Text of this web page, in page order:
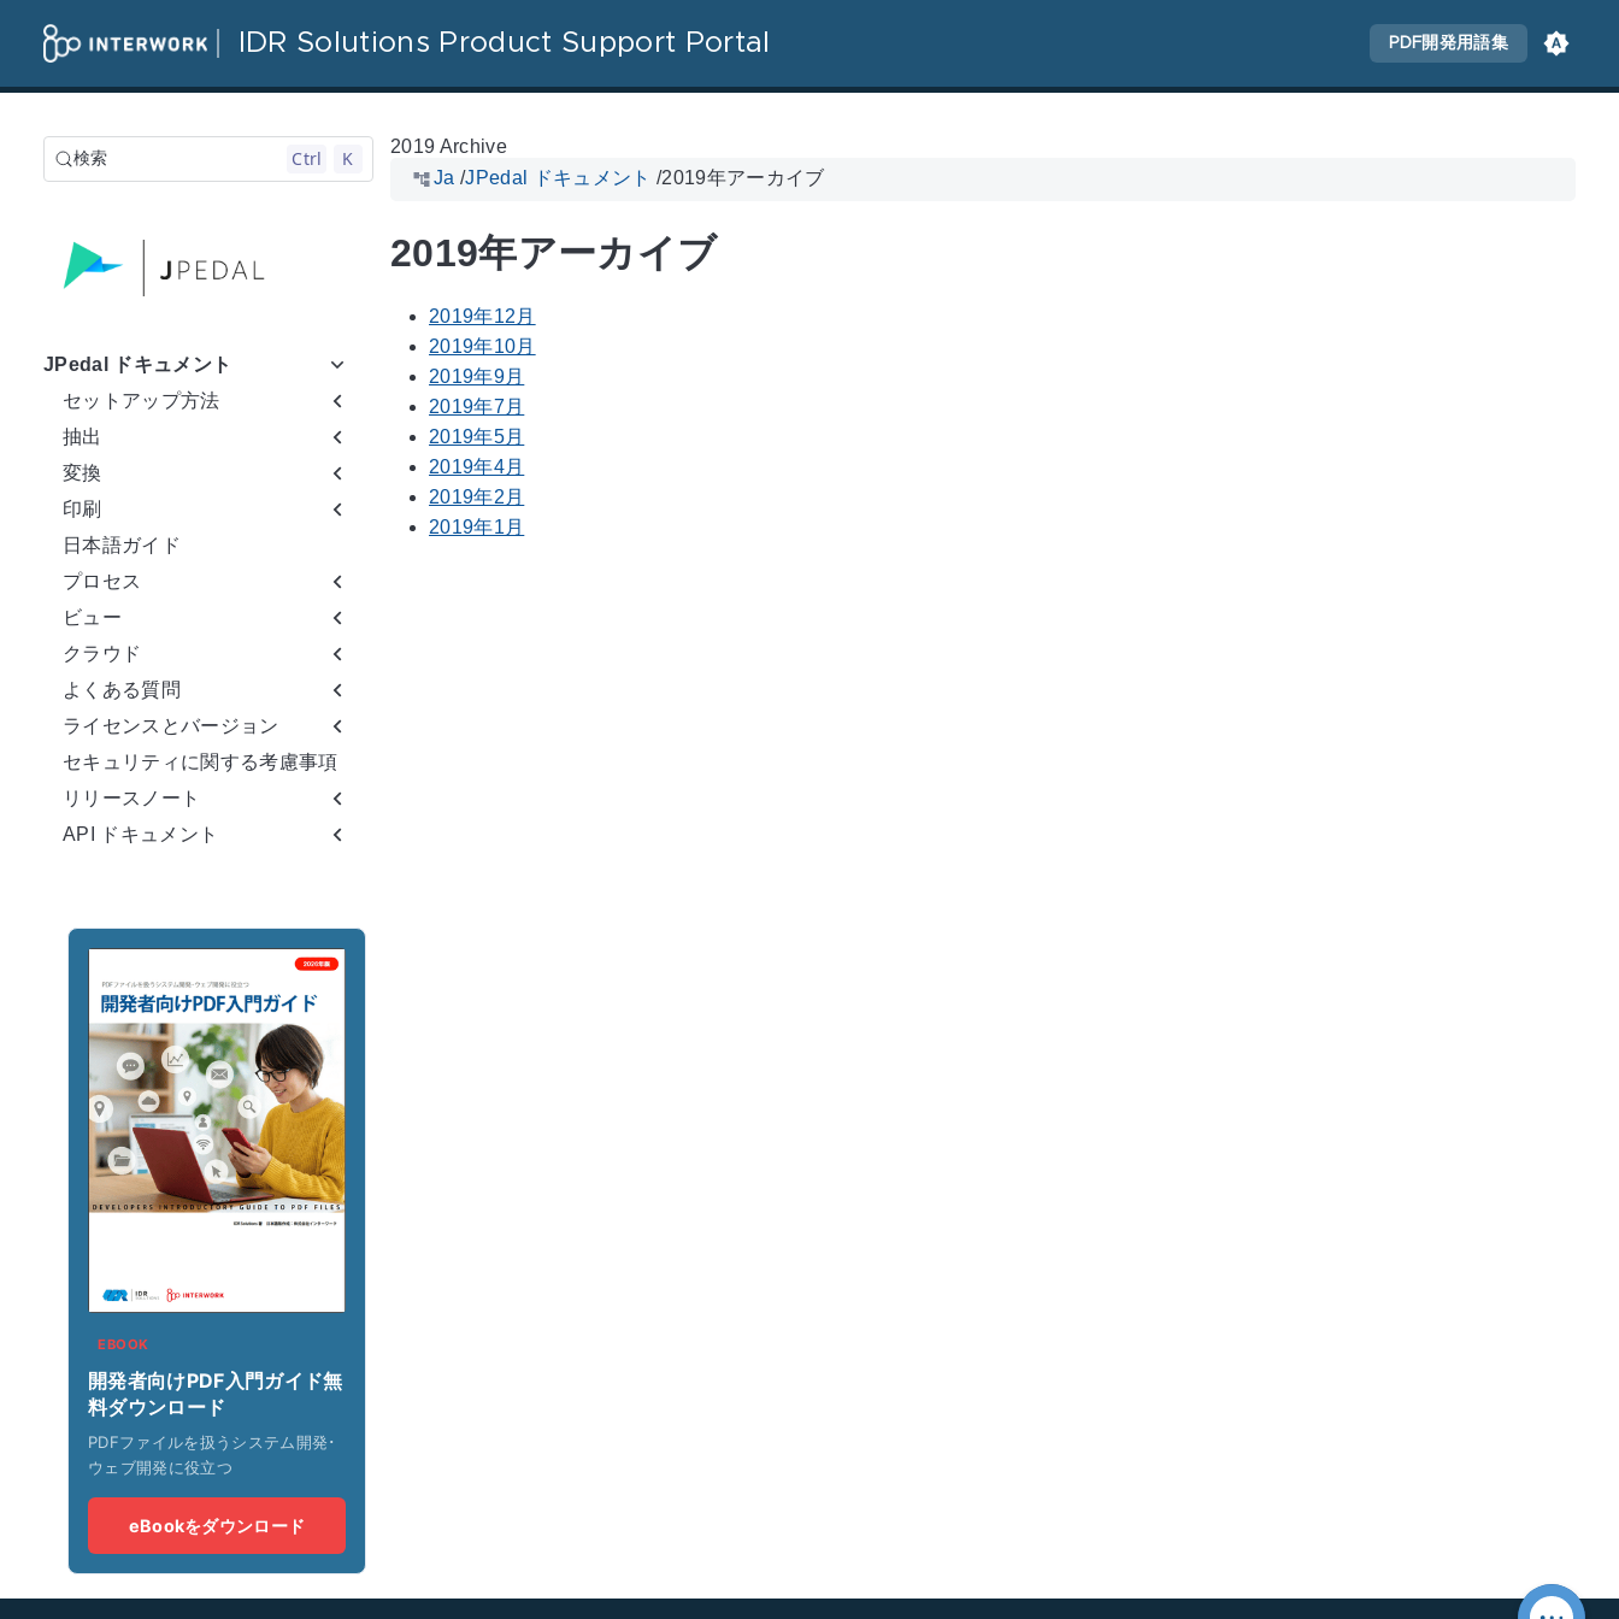
IDR Solutions Product Support Portal PDF開発用語集
検索 Ctrl K
JPedal ドキュメント
セットアップ方法
抽出
変換
印刷
日本語ガイド
プロセス
ビュー
クラウド
よくある質問
ライセンスとバージョン
セキュリティに関する考慮事項
リリースノート
API ドキュメント
EBOOK
開発者向けPDF入門ガイド無
料ダウンロード
PDFファイルを扱うシステム開発･
ウェブ開発に役立つ
eBookをダウンロード
2019 Archive
Ja /JPedal ドキュメント /2019年アーカイブ
2019年アーカイブ
2019年12月
2019年10月
2019年9月
2019年7月
2019年5月
2019年4月
2019年2月
2019年1月